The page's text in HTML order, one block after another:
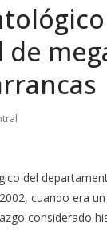
del
cuando era
considerado